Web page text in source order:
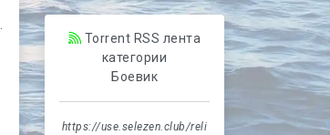
Torrent RSS лента
категории
Боевик
https://use.selezen.club/reli